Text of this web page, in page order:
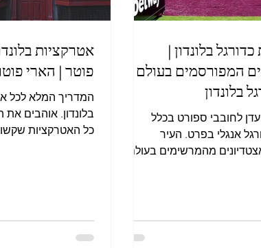
בלונדון |
המפורסמים בעולם |
בלונדון
עדן לחובבי ספורט בכלל
אנגלי בפרט. העיר
מהמרשימים בעולם,
מקרוב את התרבות
אטרקציות
פוטר | הארי
המדריך המלא לכל
בלונדון. אוהבים
כל האטרקציות